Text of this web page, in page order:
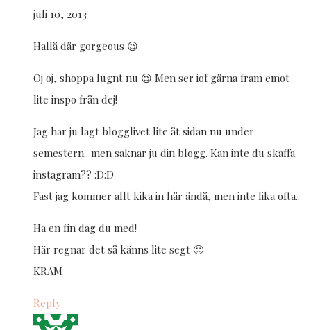
juli 10, 2013
Hallå där gorgeous 😉
Oj oj, shoppa lugnt nu 😉 Men ser iof gärna fram emot
lite inspo från dej!
Jag har ju lagt blogglivet lite åt sidan nu under
semestern.. men saknar ju din blogg. Kan inte du skaffa
instagram?? :D:D
Fast jag kommer allt kika in här ändå, men inte lika ofta..
Ha en fin dag du med!
Här regnar det så känns lite segt 🙁
KRAM
Reply